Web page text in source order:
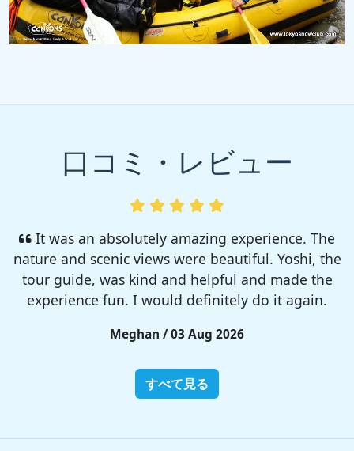
口コミ・レビュー
I enjoyed so much! I rented a tent from TSC,
That was strong and big enough. The camp site
was so nice but you need to bring bug spray for
sure!!
Rieko / 28 Jul 2026
すべて見る